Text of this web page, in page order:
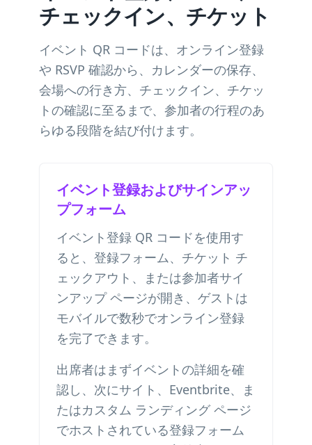
チェックイン、チケット
イベント QR コードは、オンライン登録
や RSVP 確認から、カレンダーの保存、
会場への行き方、チェックイン、チケッ
トの確認に至るまで、参加者の行程のあ
らゆる段階を結び付けます。
イベント登録およびサインアッ
プフォーム
イベント登録 QR コードを使用す
ると、登録フォーム、チケット チ
ェックアウト、または参加者サイ
ンアップ ページが開き、ゲストは
モバイルで数秒でオンライン登録
を完了できます。
出席者はまずイベントの詳細を確
認し、次にサイト、Eventbrite、ま
たはカスタム ランディング ページ
でホストされている登録フォーム